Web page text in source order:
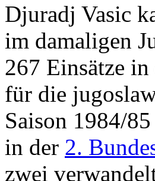
Djuradj Vasic
im damaligen
267 Einsätze
für die
Saison 1984/
in der 2.
zwei